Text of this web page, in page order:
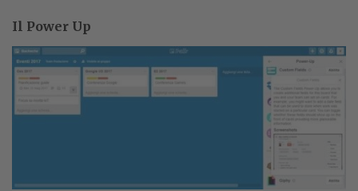
Il Power Up